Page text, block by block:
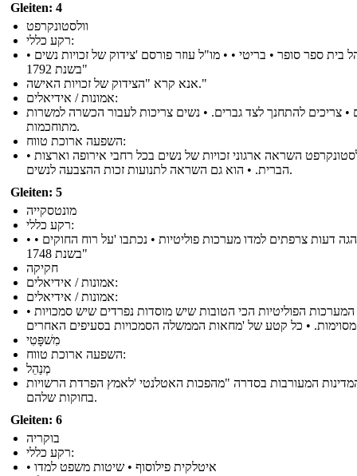
Gleiten: 4
וולסטונקרפט
רקע כללי:
• מנהל בית ספר סופר • בריטי • • מו"ל עוזר פורסם 'צידוק של זכויות נשים
"בשנת 1792
אנא קרא "הצידוק של זכויות האישה."
אמונות / אידיאלים:
• צריכים להתחנך לצד גברים. • נשים צריכות לעבור הכשרה למשרות
מתוחכמות.
השפעה ארוכת טווח:
• וולסטונקרפט השראה ארגוני זכויות של נשים בכל רחבי אירופה וארצות
הברית. • הוא גם השראה לתנועות זכות ההצבעה לנשים.
Gleiten: 5
מונטסקייה
רקע כללי:
• • סופר והגה דעות צרפתים למדו מערכות פוליטיות • נכתבו 'על רוח החוקים
"בשנת 1748
חקיקה
אמונות / אידיאלים:
אמונות / אידיאלים:
• המערכות הפוליטיות הכי הטובות שיש מוסדות נפרדים שיש סמכויות
מִשׁפָּטִי
השפעה ארוכת טווח:
מְנַהֵל
המעורבות בסדרה "מהפכות האטלנטי 'לאמץ הפרדת הרשויות
בחוקות שלהם.
Gleiten: 6
בוקריה
רקע כללי:
• איטלקית פילוסוף • שיטות משפט למדו